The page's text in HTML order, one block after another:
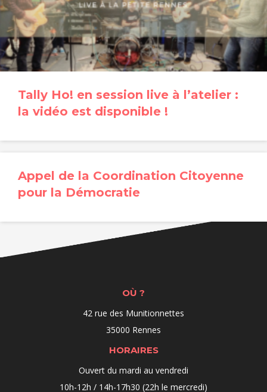
Tally Ho! en session live à l’atelier :
la vidéo est disponible !
Appel de la Coordination Citoyenne
pour la Démocratie
OÙ ?
42 rue des Munitionnettes
35000 Rennes
HORAIRES
Ouvert du mardi au vendredi
10h-12h / 14h-17h30 (22h le mercredi)